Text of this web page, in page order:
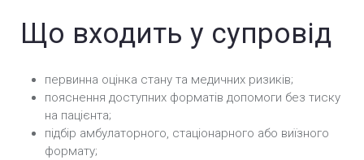
Що входить у супровід
первинна оцінка стану та медичних ризиків;
пояснення доступних форматів допомоги без тиску
на пацієнта;
підбір амбулаторного, стаціонарного або виїзного
формату;